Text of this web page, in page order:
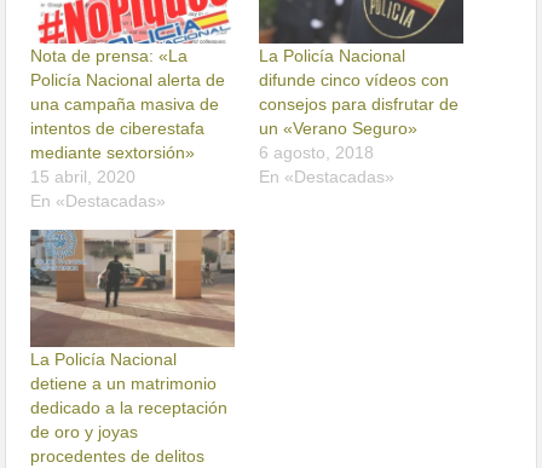
Nota de prensa: «La
Policía Nacional alerta de
una campaña masiva de
intentos de ciberestafa
mediante sextorsión»
15 abril, 2020
En «Destacadas»
La Policía Nacional
difunde cinco vídeos con
consejos para disfrutar de
un «Verano Seguro»
6 agosto, 2018
En «Destacadas»
La Policía Nacional
detiene a un matrimonio
dedicado a la receptación
de oro y joyas
procedentes de delitos